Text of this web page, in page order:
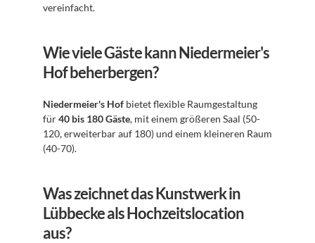
vereinfacht.
Wie viele Gäste kann Niedermeier's
Hof beherbergen?
Niedermeier's Hof bietet flexible Raumgestaltung
für 40 bis 180 Gäste, mit einem größeren Saal (50-
120, erweiterbar auf 180) und einem kleineren Raum
(40-70).
Was zeichnet das Kunstwerk in
Lübbecke als Hochzeitslocation
aus?